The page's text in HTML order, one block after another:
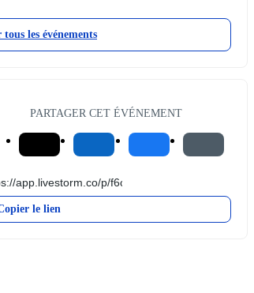
tous les événements
PARTAGER CET ÉVÉNEMENT
le lien